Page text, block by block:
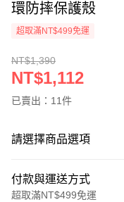
環防摔保護殼
超取滿NT$499免運
NT$1,390
NT$1,112
已賣出：11件
請選擇商品選項
付款與運送方式
超取滿NT$499免運